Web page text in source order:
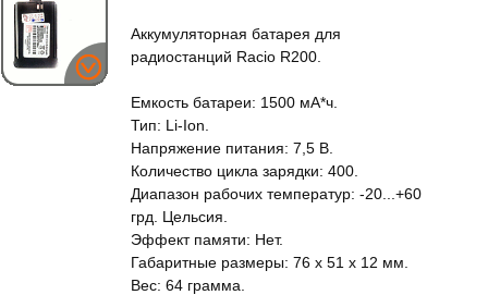
Аккумуляторная батарея для
радиостанций Racio R200.
Емкость батареи: 1500 мА*ч.
Тип: Li-Ion.
Напряжение питания: 7,5 В.
Количество цикла зарядки: 400.
Диапазон рабочих температур: -20...+60
грд. Цельсия.
Эффект памяти: Нет.
Габаритные размеры: 76 х 51 х 12 мм.
Вес: 64 грамма.